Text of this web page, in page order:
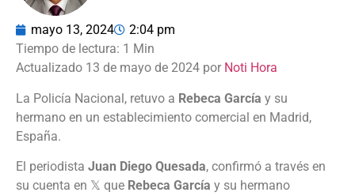
mayo 13, 2024 2:04 pm
Actualizado 13 de mayo de 2024 por Noti Hora
La Policía Nacional, retuvo a Rebeca García y su
hermano en un establecimiento comercial en Madrid,
España.
El periodista Juan Diego Quesada, confirmó a través en
su cuenta en 𝕏 que Rebeca García y su hermano